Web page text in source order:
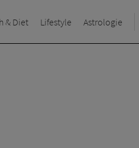
& Diet Lifestyle Astrologie